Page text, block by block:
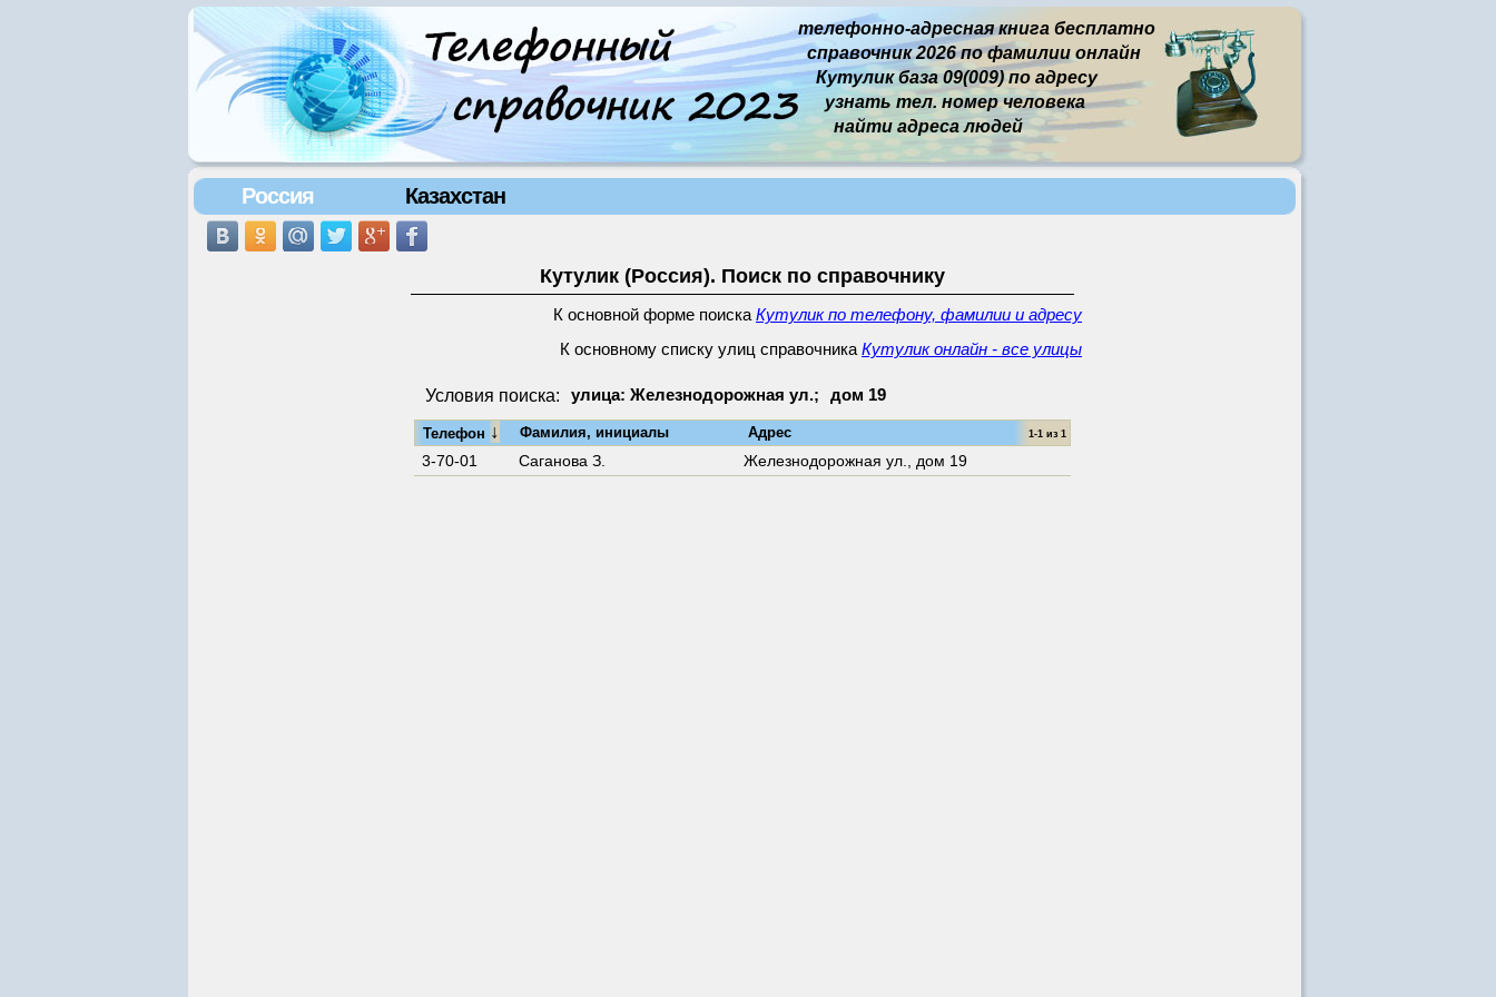
телефонно-адресная книга бесплатно
справочник 2026 по фамилии онлайн
Кутулик база 09(009) по адресу
узнать тел. номер человека
найти адреса людей
Россия Казахстан
Кутулик (Россия). Поиск по справочнику
К основной форме поиска Кутулик по телефону, фамилии и адресу
К основному списку улиц справочника Кутулик онлайн - все улицы
Условия поиска: улица: Железнодорожная ул.; дом 19
Телефон ↓ Фамилия, инициалы Адрес 1-1 из 1
3-70-01 Саганова З. Железнодорожная ул., дом 19